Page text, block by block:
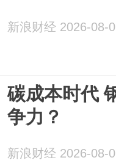
新浪财经 2026-08-
碳成本时代
争力？
新浪财经 2026-08-